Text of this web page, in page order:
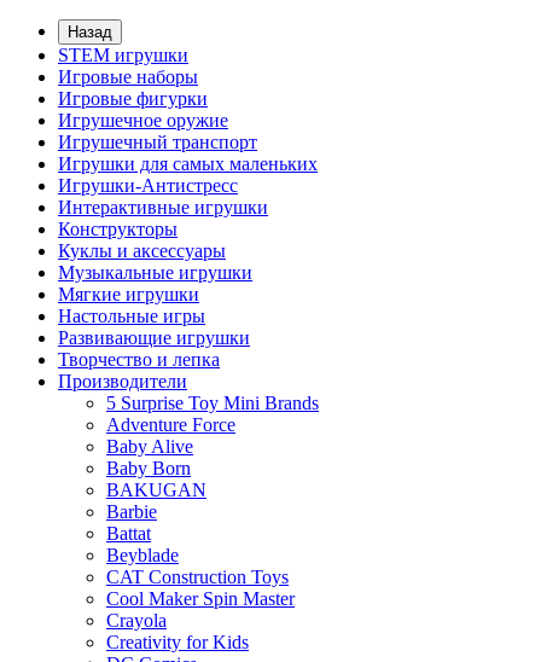
Назад
STEM игрушки
Игровые наборы
Игровые фигурки
Игрушечное оружие
Игрушечный транспорт
Игрушки для самых маленьких
Игрушки-Антистресс
Интерактивные игрушки
Конструкторы
Куклы и аксессуары
Музыкальные игрушки
Мягкие игрушки
Настольные игры
Развивающие игрушки
Творчество и лепка
Производители
5 Surprise Toy Mini Brands
Adventure Force
Baby Alive
Baby Born
BAKUGAN
Barbie
Battat
Beyblade
CAT Construction Toys
Cool Maker Spin Master
Crayola
Creativity for Kids